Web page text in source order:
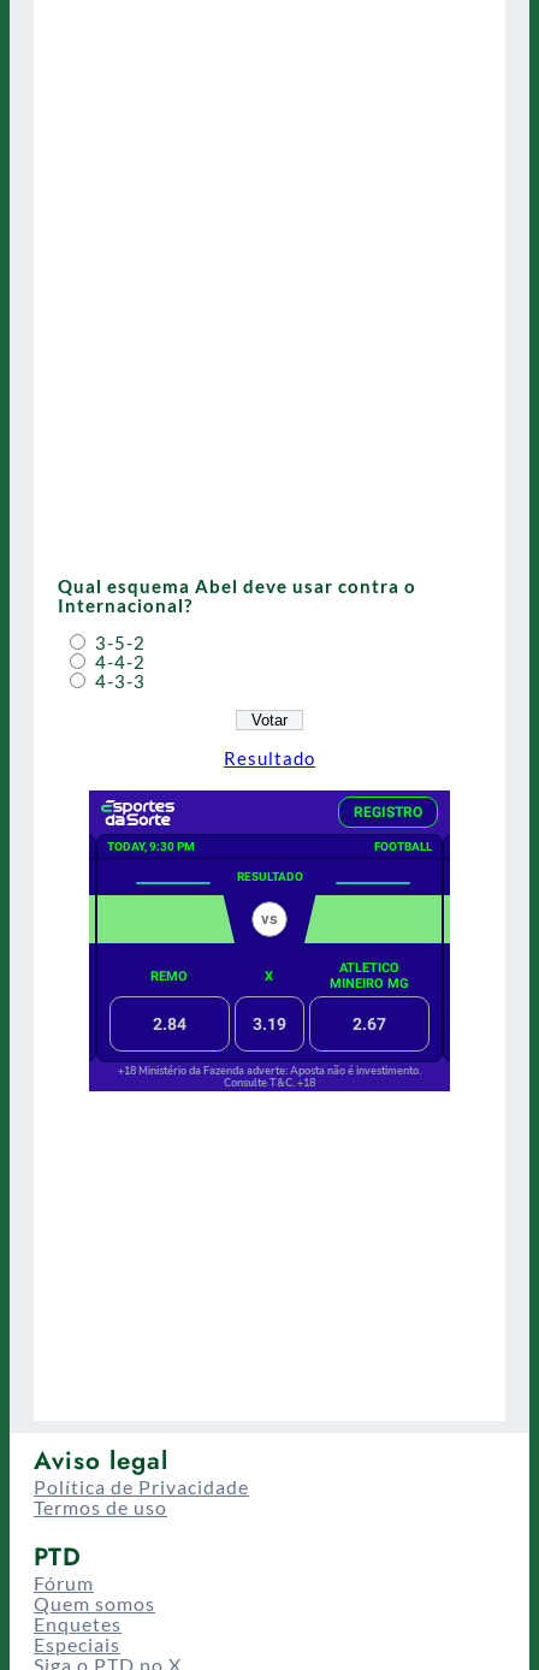
Qual esquema Abel deve usar contra o
Internacional?
3-5-2
4-4-2
4-3-3
Resultado
Aviso legal
Política de Privacidade
Termos de uso
PTD
Fórum
Quem somos
Enquetes
Especiais
Siga o PTD no X